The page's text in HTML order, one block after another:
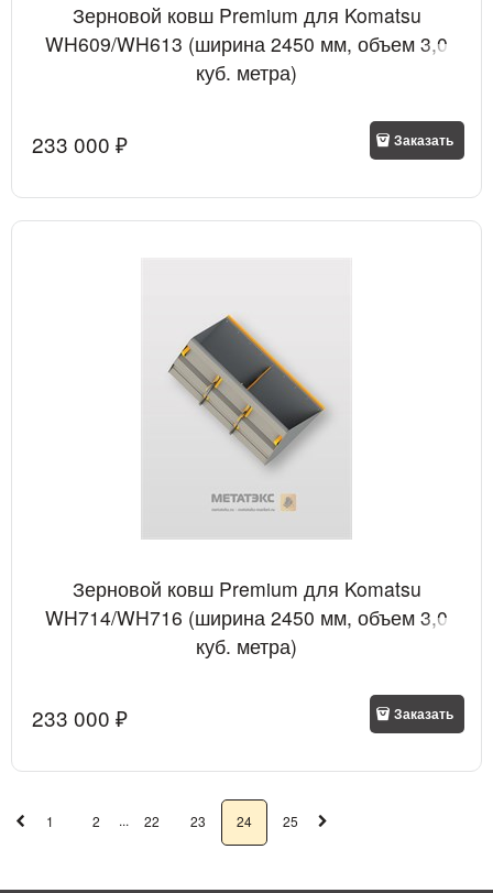
Зерновой ковш Premium для Komatsu
WH609/WH613 (ширина 2450 мм, объем 3,0
куб. метра)
233 000 ₽ Заказать
Зерновой ковш Premium для Komatsu
WH714/WH716 (ширина 2450 мм, объем 3,0
куб. метра)
233 000 ₽ Заказать
1 2 ... 22 23 24 25